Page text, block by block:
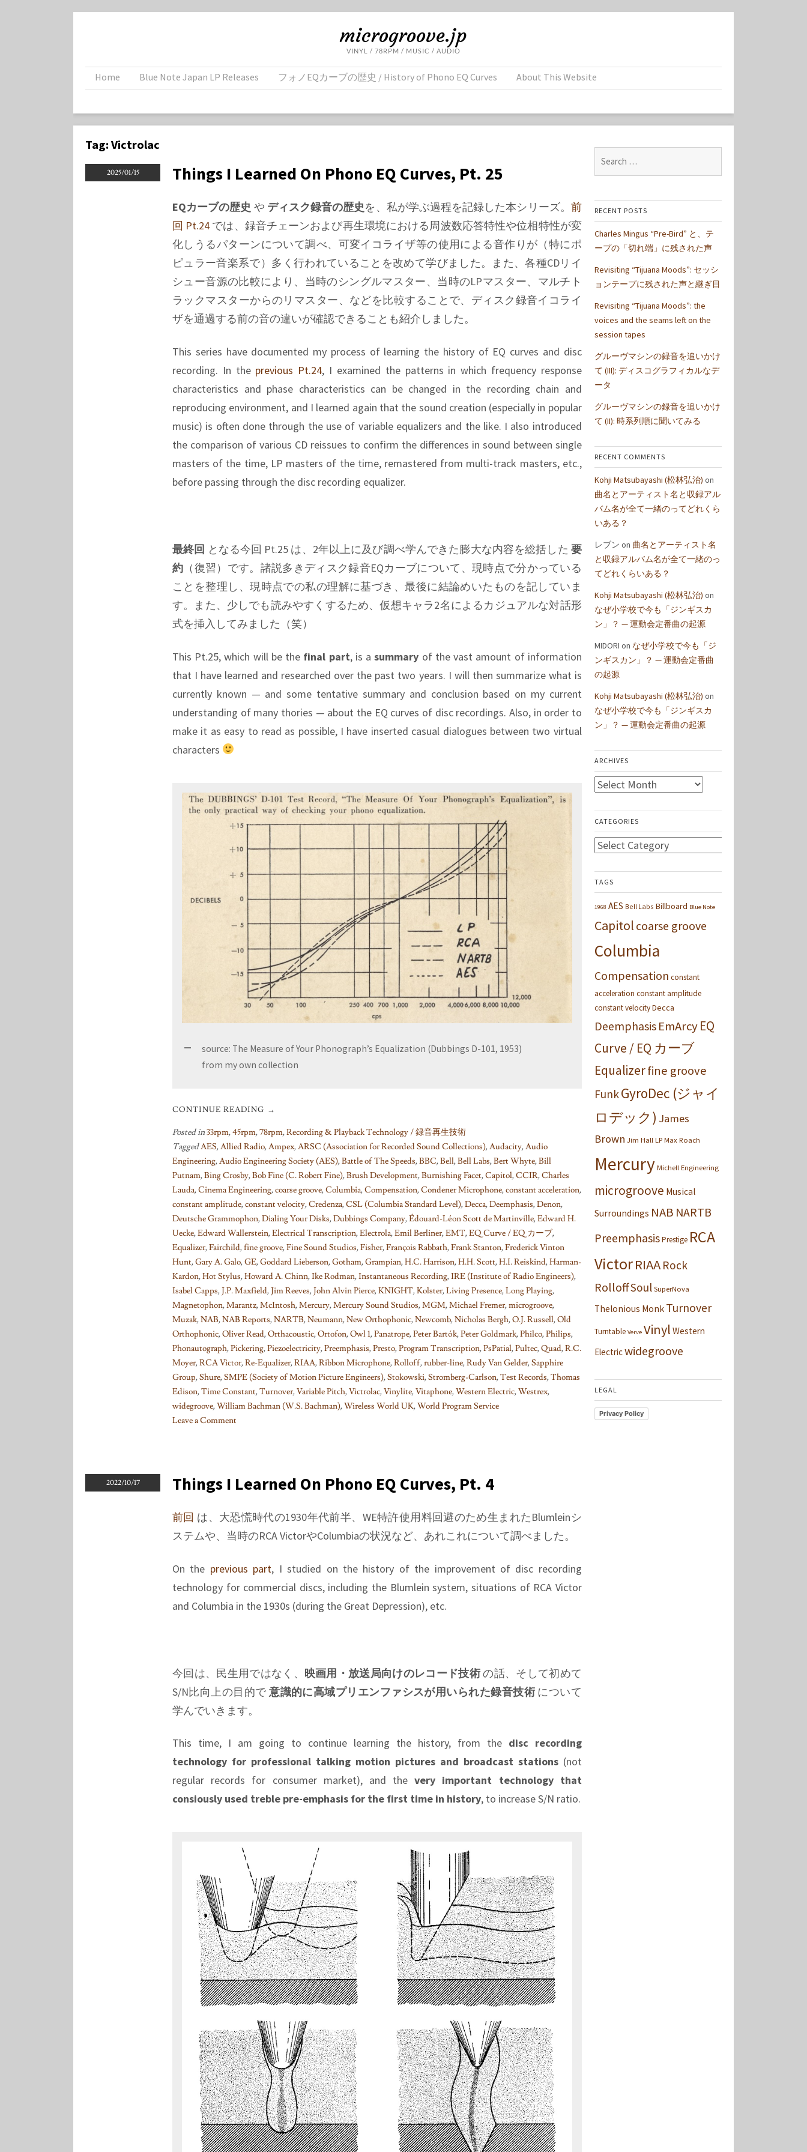
microgroove.jp
VINYL / 78RPM / MUSIC / AUDIO
Home Blue Note Japan LP Releases フォノEQカーブの歴史 / History of Phono EQ Curves About This Website
Tag: Victrolac
2025/01/15 Things I Learned On Phono EQ Curves, Pt. 25
EQカーブの歴史 や ディスク録音の歴史を、私が学ぶ過程を記録した本シリーズ。 前
回 Pt.24 では、録音チェーンおよび再生環境における周波数応答特性や位相特性が変
化しうるパターンについて調べ、可変イコライザ等の使用による音作りが（特にポ
ピュラー音楽系で）多く行われていることを改めて学びました。また、各種CDリイ
シュー音源の比較により、当時のシングルマスター、当時のLPマスター、マルチト
ラックマスターからのリマスター、などを比較することで、ディスク録音イコライ
ザを通過する前の音の違いが確認できることも紹介しました。
This series have documented my process of learning the history of EQ curves and disc
recording. In the previous Pt.24, I examined the patterns in which frequency response
characteristics and phase characteristics can be changed in the recording chain and
reproducing environment, and I learned again that the sound creation (especially in popular
music) is often done through the use of variable equalizers and the like. I also introduced
the comparison of various CD reissues to confirm the differences in sound between single
masters of the time, LP masters of the time, remastered from multi-track masters, etc.,
before passing through the disc recording equalizer.
最終回 となる今回 Pt.25 は、2年以上に及び調べ学んできた膨大な内容を総括した 要
約 （復習）です。諸説多きディスク録音EQカーブについて、現時点で分かっている
ことを整理し、現時点での私の理解に基づき、最後に結論めいたものを記していま
す。また、少しでも読みやすくするため、仮想キャラ2名によるカジュアルな対話形
式を挿入してみました（笑）
This Pt.25, which will be the final part, is asummary of the vast amount of information
that I have learned and researched over the past two years. I will then summarize what is
currently known — and some tentative summary and conclusion based on my current
understanding of many thories — about the EQ curves of disc recordings. Also, in order to
make it as easy to read as possible, I have inserted casual dialogues between two virtual
characters
source: The Measure of Your Phonograph’s Equalization (Dubbings D-101, 1953)
from my own collection
CONTINUE READING →
Posted in33rpm,45rpm,78rpm,Recording & Playback Technology / 録音再生技術
TaggedAES,Allied Radio,Ampex,ARSC (Association for Recorded Sound Collections),Audacity,Audio
Engineering,Audio Engineering Society (AES),Battle of The Speeds,BBC,Bell,Bell Labs,Bert Whyte,Bill
Putnam,Bing Crosby,Bob Fine (C. Robert Fine),Brush Development,Burnishing Facet,Capitol,CCIR,Charles
Lauda,Cinema Engineering,coarse groove,Columbia,Compensation,Condener Microphone,constant acceleration,
constant amplitude,constant velocity,Credenza,CSL (Columbia Standard Level),Decca,Deemphasis,Denon,
Deutsche Grammophon,Dialing Your Disks,Dubbings Company,Édouard-Léon Scott de Martinville,Edward H.
Uecke,Edward Wallerstein,Electrical Transcription,Electrola,Emil Berliner,EMT,EQ Curve / EQ カーブ,
Equalizer,Fairchild,fine groove,Fine Sound Studios,Fisher,François Rabbath,Frank Stanton,Frederick Vinton
Hunt,Gary A. Galo,GE,Goddard Lieberson,Gotham,Grampian,H.C. Harrison,H.H. Scott,H.I. Reiskind,Harman-
Kardon,Hot Stylus,Howard A. Chinn,Ike Rodman,Instantaneous Recording,IRE (Institute of Radio Engineers),
Isabel Capps,J.P. Maxfield,Jim Reeves,John Alvin Pierce,KNIGHT,Kolster,Living Presence,Long Playing,
Magnetophon,Marantz,McIntosh,Mercury,Mercury Sound Studios,MGM,Michael Fremer,microgroove,
Muzak,NAB,NAB Reports,NARTB,Neumann,New Orthophonic,Newcomb,Nicholas Bergh,O.J. Russell,Old
Orthophonic,Oliver Read,Orthacoustic,Ortofon,Owl 1,Panatrope,Peter Bartók,Peter Goldmark,Philco,Philips,
Phonautograph,Pickering,Piezoelectricity,Preemphasis,Presto,Program Transcription,PsPatial,Pultec,Quad,R.C.
Moyer,RCA Victor,Re-Equalizer,RIAA,Ribbon Microphone,Rolloff,rubber-line,Rudy Van Gelder,Sapphire
Group,Shure,SMPE (Society of Motion Picture Engineers),Stokowski,Stromberg-Carlson,Test Records,Thomas
Edison,Time Constant,Turnover,Variable Pitch,Victrolac,Vinylite,Vitaphone,Western Electric,Westrex,
widegroove,William Bachman (W.S. Bachman),Wireless World UK,World Program Service
Leave a Comment
learned
on
EQ
curves,
25
2022/10/17 Things I Learned On Phono EQ Curves, Pt. 4
前回 は、大恐慌時代の1930年代前半、WE特許使用料回避のため生まれたBlumleinシ
ステムや、当時のRCA VictorやColumbiaの状況など、あれこれについて調べました。
On the previous part, I studied on the history of the improvement of disc recording
technology for commercial discs, including the Blumlein system, situations of RCA Victor
and Columbia in the 1930s (during the Great Depression), etc.
今回は、民生用ではなく、 映画用・放送局向けのレコード技術の話、そして初めて
S/N比向上の目的で意識的に高域プリエンファシスが用いられた録音技術 について
学んでいきます。
This time, I am going to continue learning the history, from the disc recording
technology for professional talking motion pictures and broadcast stations(not
regular records for consumer market), and thevery important technology that
consiously used treble pre-emphasis for the first time in history, to increase S/N ratio.
for:
RECENT POSTS
Charles Mingus “Pre-Bird” と、テ
ープの「切れ端」に残された声
Revisiting “Tijuana Moods”: セッシ
ョンテープに残された声と継ぎ目
Revisiting “Tijuana Moods”: the
voices and the seams left on the
session tapes
グルーヴマシンの録音を追いかけ
て (III): ディスコグラフィカルなデ
ータ
グルーヴマシンの録音を追いかけ
て (II): 時系列順に聞いてみる
RECENT COMMENTS
Kohji Matsubayashi (松林弘治) on
曲名とアーティスト名と収録アル
バム名が全て一緒のってどれくら
いある？
レブン on 曲名とアーティスト名
と収録アルバム名が全て一緒のっ
てどれくらいある？
Kohji Matsubayashi (松林弘治) on
なぜ小学校で今も「ジンギスカ
ン」？ — 運動会定番曲の起源
MIDORI on なぜ小学校で今も「ジ
ンギスカン」？ — 運動会定番曲
の起源
Kohji Matsubayashi (松林弘治) on
なぜ小学校で今も「ジンギスカ
ン」？ — 運動会定番曲の起源
ARCHIVES
Archives
CATEGORIES
Categories
TAGS
1968 AES Bell Labs Billboard Blue Note
Capitol coarse groove
Columbia
Compensation constant
acceleration constant amplitude
constant velocityDecca
Deemphasis EmArcyEQ
Curve / EQ カーブ
Equalizerfine groove
FunkGyroDec (ジャイ
ロデック) James
Brown Jim Hall LP Max Roach
Mercury Michell Engineering
microgroove Musical
Surroundings NAB NARTB
PreemphasisPrestige RCA
VictorRIAA Rock
RolloffSoul SuperNova
Thelonious Monk Turnover
Turntable Verve Vinyl Western
Electricwidegroove
LEGAL
Privacy Policy